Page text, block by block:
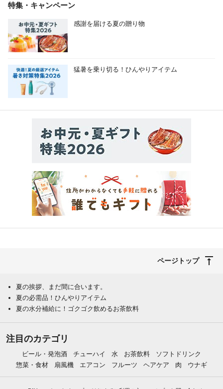
特集・キャンペーン
感謝を届ける夏の贈り物
猛暑を乗り切る！ひんやりアイテム
ページトップ
夏の挨拶、まだ間に合います。
夏の必需品！ひんやりアイテム
夏の水分補給に！ゴクゴク飲めるお茶飲料
注目のカテゴリ
ビール・発泡酒 チューハイ 水 お茶飲料
ソフトドリンク
惣菜・食材
扇風機 エアコン フルーツ ヘアケア 肉 ウナギ